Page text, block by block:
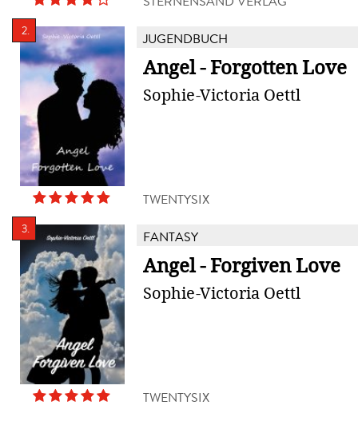
2. JUGENDBUCH
Angel - Forgotten Love
Sophie-Victoria Oettl
TWENTYSIX
3. FANTASY
Angel - Forgiven Love
Sophie-Victoria Oettl
TWENTYSIX